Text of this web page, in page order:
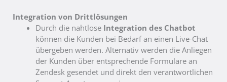
Integration von Drittlösungen
Durch die nahtlose Integration des Chatbot
können die Kunden bei Bedarf an einen Live-Chat
übergeben werden. Alternativ werden die Anliegen
der Kunden über entsprechende Formulare an
Zendesk gesendet und direkt den verantwortlichen